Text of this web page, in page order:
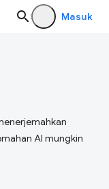
Masuk
AI mungkin